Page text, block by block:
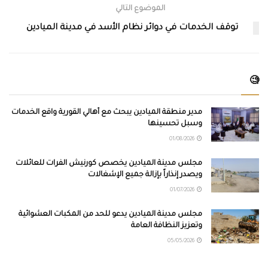
الموضوع التالي
توقف الخدمات في دوائر نظام الأسد في مدينة الميادين
🧐
مدير منطقة الميادين يبحث مع أهالي القورية واقع الخدمات
وسبل تحسينها
مجلس مدينة الميادين يخصص كورنيش الفرات للعائلات
ويصدر إنذاراً بإزالة جميع الإشغالات
مجلس مدينة الميادين يدعو للحد من المكبات العشوائية
وتعزيز النظافة العامة